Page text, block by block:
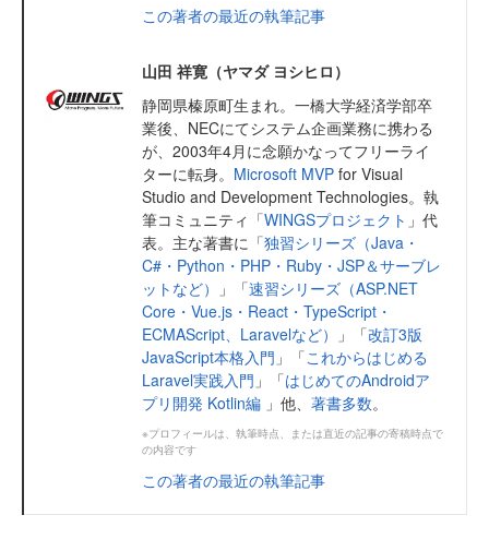
この著者の最近の執筆記事
山田 祥寛（ヤマダ ヨシヒロ）
静岡県榛原町生まれ。一橋大学経済学部卒
業後、NECにてシステム企画業務に携わる
が、2003年4月に念願かなってフリーライ
ターに転身。 Microsoft MVP for Visual
Studio and Development Technologies。執
筆コミュニティ「WINGSプロジェクト 」代
表。主な著書に「独習シリーズ（Java・
C#・Python・PHP・Ruby・JSP＆サーブレ
ットなど）
」「速習シリーズ（ASP.NET
Core・Vue.js・React・TypeScript・
ECMAScript、Laravelなど）
」「改訂3版
JavaScript本格入門 」「これからはじめる
Laravel実践入門 」「はじめてのAndroidア
プリ開発 Kotlin編 」他、 著書多数。
※プロフィールは、執筆時点、または直近の記事の寄稿時点で
の内容です
この著者の最近の執筆記事